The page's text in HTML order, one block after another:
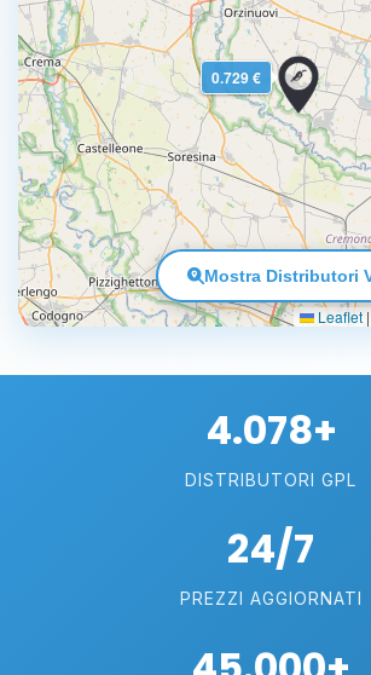
0.729 €
Leaflet |
Mostra Distributori
4.078+
DISTRIBUTORI GPL
24/7
PREZZI AGGIORNATI